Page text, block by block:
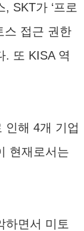
SKT가 ‘프로
스 접근 권한
. 또 KISA 역
인해 4개 기업
현재로서는
하면서 미토